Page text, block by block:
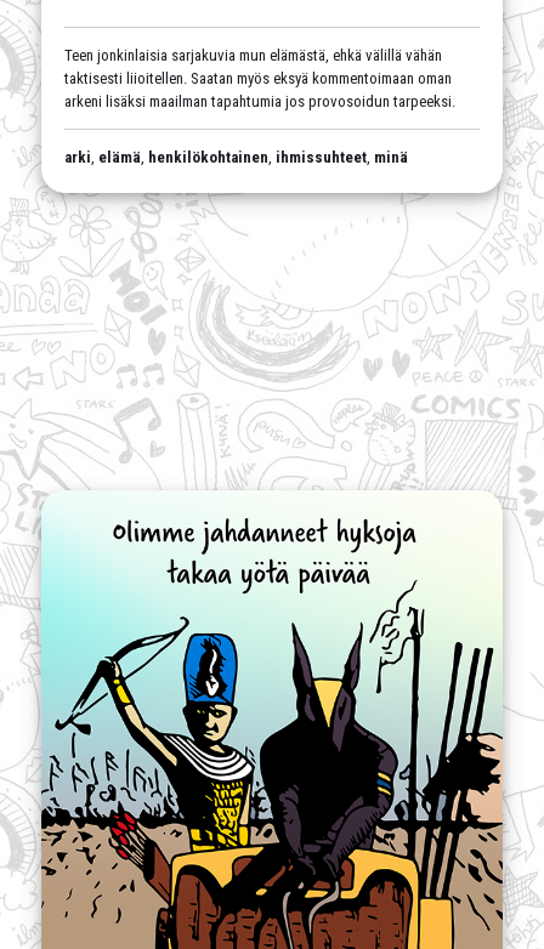
Teen jonkinlaisia sarjakuvia mun elämästä, ehkä välillä vähän
taktisesti liioitellen. Saatan myös eksyä kommentoimaan oman
arkeni lisäksi maailman tapahtumia jos provosoidun tarpeeksi.
arki, elämä, henkilökohtainen, ihmissuhteet, minä